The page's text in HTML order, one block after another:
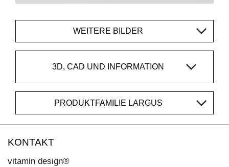
WEITERE BILDER
3D, CAD UND INFORMATION
PRODUKTFAMILIE LARGUS
KONTAKT
vitamin design®